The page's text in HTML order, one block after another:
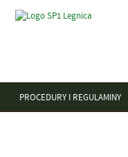
PROCEDURY I REGULAMINY